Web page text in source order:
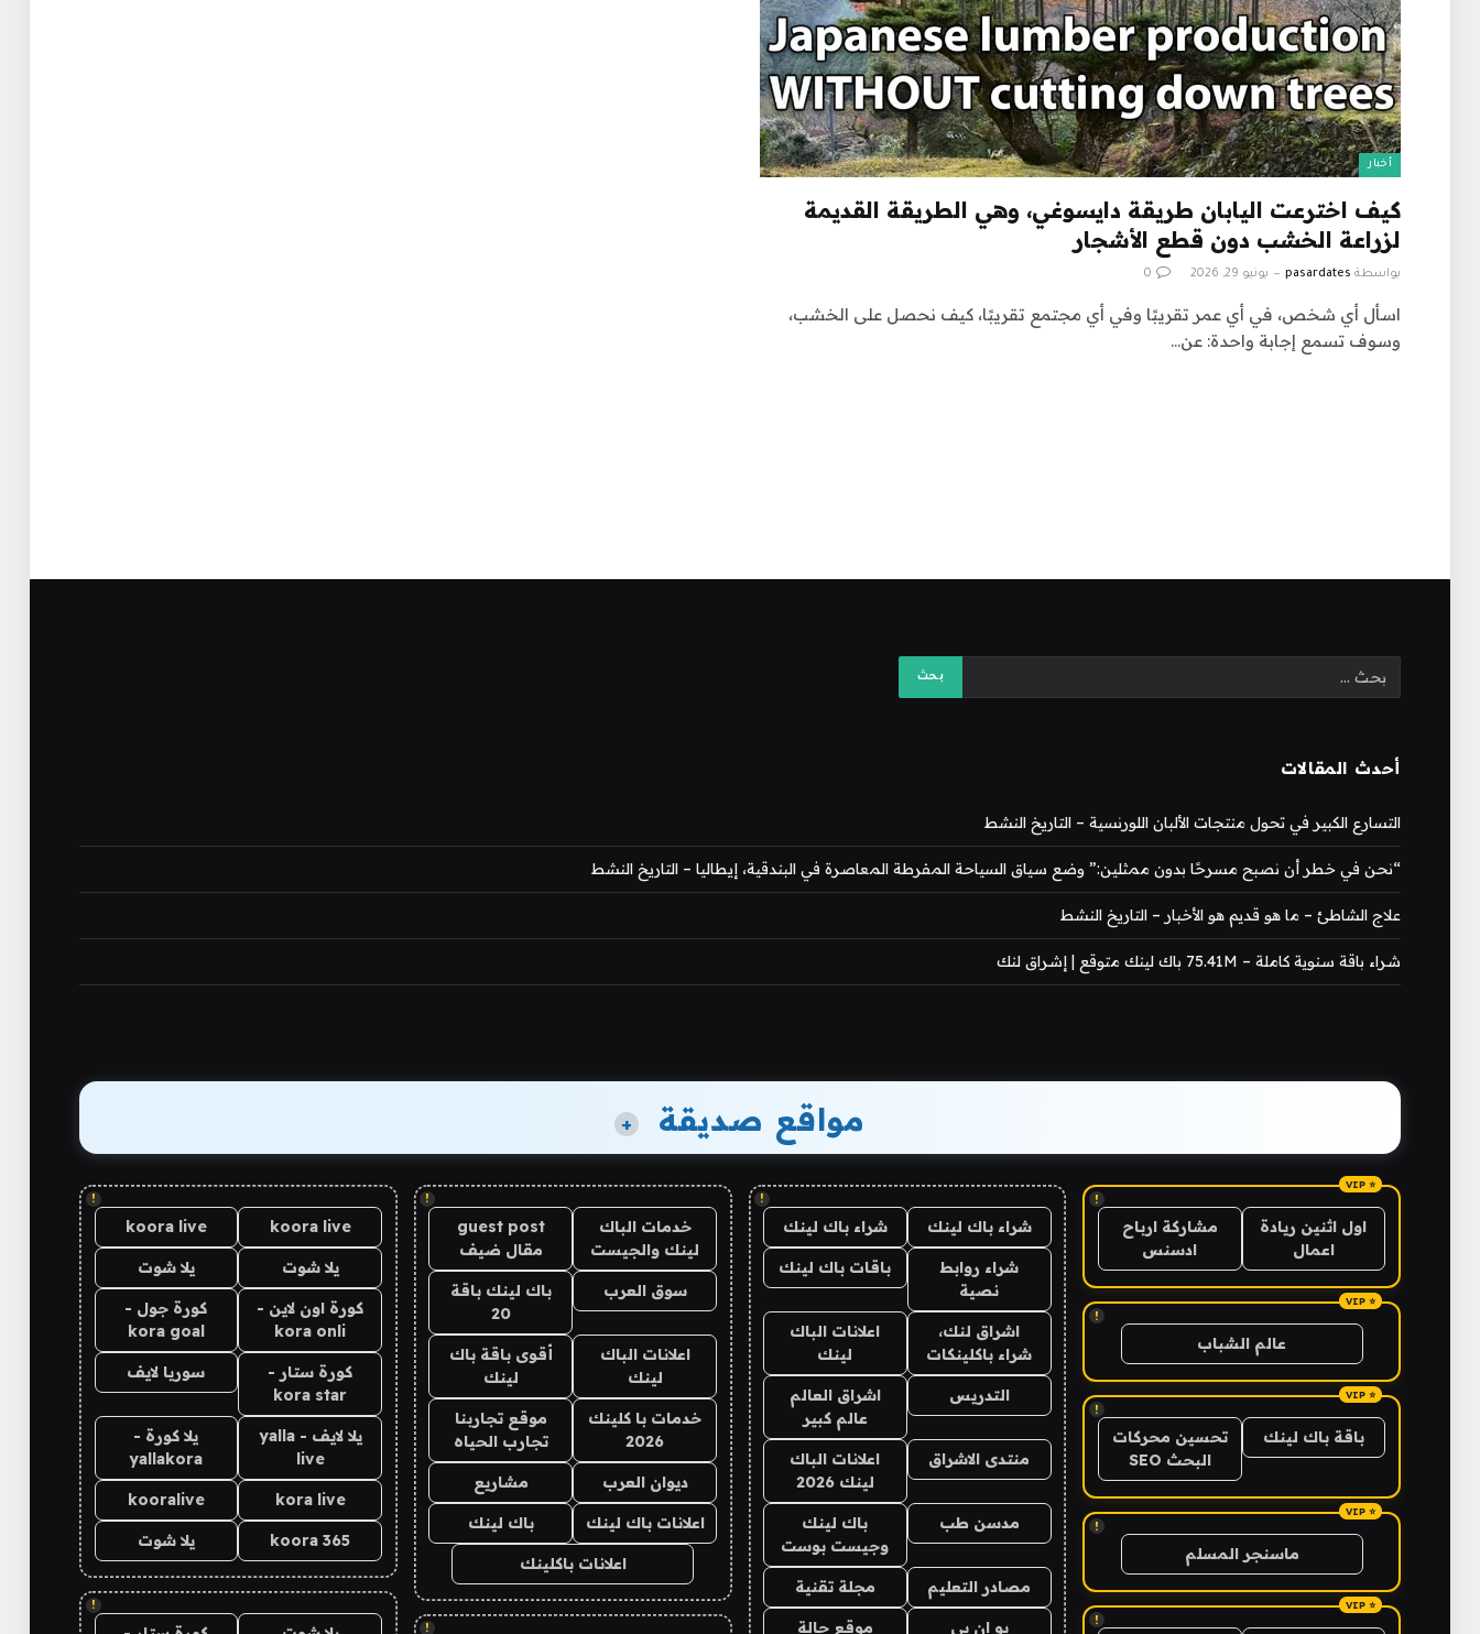
أخبار
كيف اخترعت اليابان طريقة دايسوغي، وهي الطريقة القديمة
لزراعة الخشب دون قطع الأشجار
بواسطة pasardates يونيو 29, 2026 0
اسأل أي شخص، في أي عمر تقريبًا وفي أي مجتمع تقريبًا، كيف نحصل على الخشب،
وسوف تسمع إجابة واحدة: عن…
أحدث المقالات
التسارع الكبير في تحول منتجات الألبان اللورنسية – التاريخ النشط
“نحن في خطر أن نصبح مسرحًا بدون ممثلين:” وضع سياق السياحة المفرطة المعاصرة في البندقية، إيطاليا – التاريخ النشط
علاج الشاطئ – ما هو قديم هو الأخبار – التاريخ النشط
شراء باقة سنوية كاملة – 75.41M باك لينك متوقع | إشراق لنك
مواقع صديقة +
!
اول اثنين ريادة
اعمال
مشاركة ارباح
ادسنس
!
عالم الشباب
!
باقة باك لينك
تحسين محركات
البحث SEO
!
ماسنجر المسلم
!
!
شراء باك لينك شراء باك لينك
شراء روابط
نصية
باقات باك لينك
اشراق لنك،
شراء باكلينكات
اعلانات الباك
لينك
التدريس
اشراق العالم
عالم كبير
منتدى الاشراق
اعلانات الباك
لينك 2026
مدسن طب
باك لينك
وجيست بوست
مصادر التعليم مجلة تقنية
يو ان بي
موقع حالة
!
خدمات الباك
لينك والجيست
guest post
مقال ضيف
سوق العرب
باك لينك باقة
20
اعلانات الباك
لينك
أقوى باقة باك
لينك
خدمات با كلينك
2026
موقع تجاربنا
تجارب الحياه
ديوان العرب مشاريع
اعلانات باك لينك باك لينك
اعلانات باكلينك
!
!
koora live
koora live
يلا شوت يلا شوت
كورة اون لاين -
kora onli
كورة جول -
kora goal
كورة ستار -
kora star
سوريا لايف
يلا لايف - yalla
live
يلا كورة -
yallakora
kora live
kooralive
koora 365 يلا شوت
!